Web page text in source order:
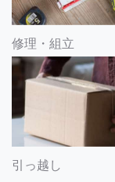
修理・組立
引っ越し